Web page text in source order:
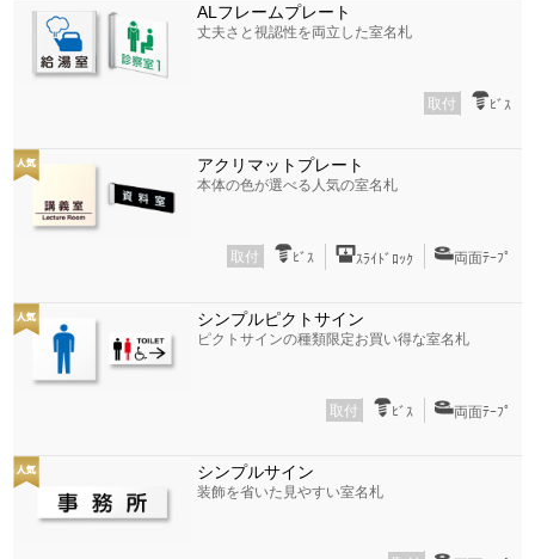
ALフレームプレート
丈夫さと視認性を両立した室名札
取付 ﾋﾞｽ
アクリマットプレート
本体の色が選べる人気の室名札
取付 ﾋﾞｽ ｽﾗｲﾄﾞﾛｯｸ 両面ﾃｰﾌﾟ
シンプルピクトサイン
ピクトサインの種類限定お買い得な室名札
取付 ﾋﾞｽ 両面ﾃｰﾌﾟ
シンプルサイン
装飾を省いた見やすい室名札